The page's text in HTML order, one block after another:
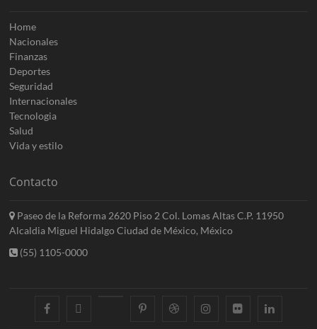
Home
Nacionales
Finanzas
Deportes
Seguridad
Internacionales
Tecnologia
Salud
Vida y estilo
Contacto
Paseo de la Reforma 2620 Piso 2 Col. Lomas Altas C.P. 11950
Alcaldia Miguel Hidalgo Ciudad de México, México
(55) 1105-0000
facebook googlepluspinterestdribbble instagramflickr linkedin